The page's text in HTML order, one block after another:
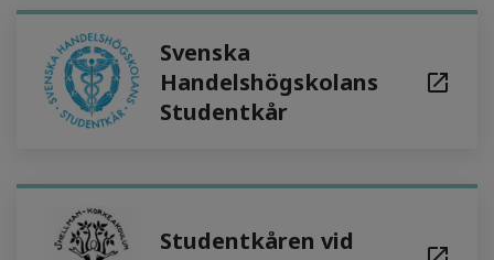
Svenska
Handelshögskolans
Studentkår
Studentkåren vid